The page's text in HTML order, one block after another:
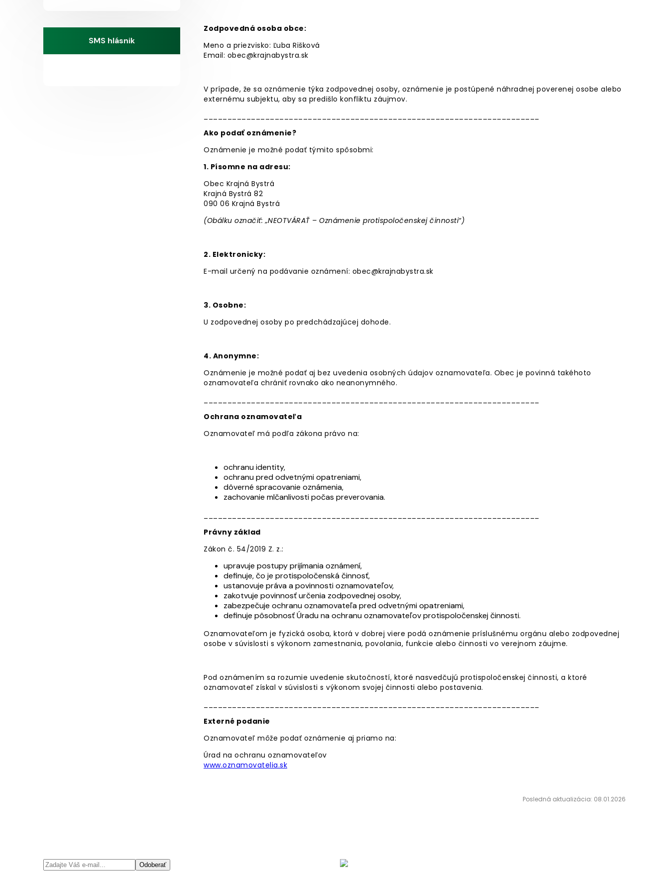
Zodpovedná osoba obce:
Meno a priezvisko: Ľuba Rišková
Email: obec@krajnabystra.sk
V prípade, že sa oznámenie týka zodpovednej osoby, oznámenie je postúpené náhradnej poverenej osobe alebo
externému subjektu, aby sa predišlo konfliktu záujmov.
Ako podať oznámenie?
Oznámenie je možné podať týmito spôsobmi:
1. Písomne na adresu:
Obec Krajná Bystrá
Krajná Bystrá 82
090 06 Krajná Bystrá
(Obálku označiť: „NEOTVÁRAŤ – Oznámenie protispoločenskej činnosti“)
2. Elektronicky:
E-mail určený na podávanie oznámení: obec@krajnabystra.sk
3. Osobne:
U zodpovednej osoby po predchádzajúcej dohode.
4. Anonymne:
Oznámenie je možné podať aj bez uvedenia osobných údajov oznamovateľa. Obec je povinná takéhoto
oznamovateľa chrániť rovnako ako neanonymného.
Ochrana oznamovateľa
Oznamovateľ má podľa zákona právo na:
ochranu identity,
ochranu pred odvetnými opatreniami,
dôverné spracovanie oznámenia,
zachovanie mlčanlivosti počas preverovania.
Právny základ
Zákon č. 54/2019 Z. z.:
upravuje postupy prijímania oznámení,
definuje, čo je protispoločenská činnosť,
ustanovuje práva a povinnosti oznamovateľov,
zakotvuje povinnosť určenia zodpovednej osoby,
zabezpečuje ochranu oznamovateľa pred odvetnými opatreniami,
definuje pôsobnosť Úradu na ochranu oznamovateľov protispoločenskej činnosti.
Oznamovateľom je fyzická osoba, ktorá v dobrej viere podá oznámenie príslušnému orgánu alebo zodpovednej
osobe v súvislosti s výkonom zamestnania, povolania, funkcie alebo činnosti vo verejnom záujme.
Pod oznámením sa rozumie uvedenie skutočností, ktoré nasvedčujú protispoločenskej činnosti, a ktoré
oznamovateľ získal v súvislosti s výkonom svojej činnosti alebo postavenia.
Externé podanie
Oznamovateľ môže podať oznámenie aj priamo na:
Úrad na ochranu oznamovateľov
www.oznamovatelia.sk
Posledná aktualizácia: 08.01.2026
SMS hlásnik
Odoberať